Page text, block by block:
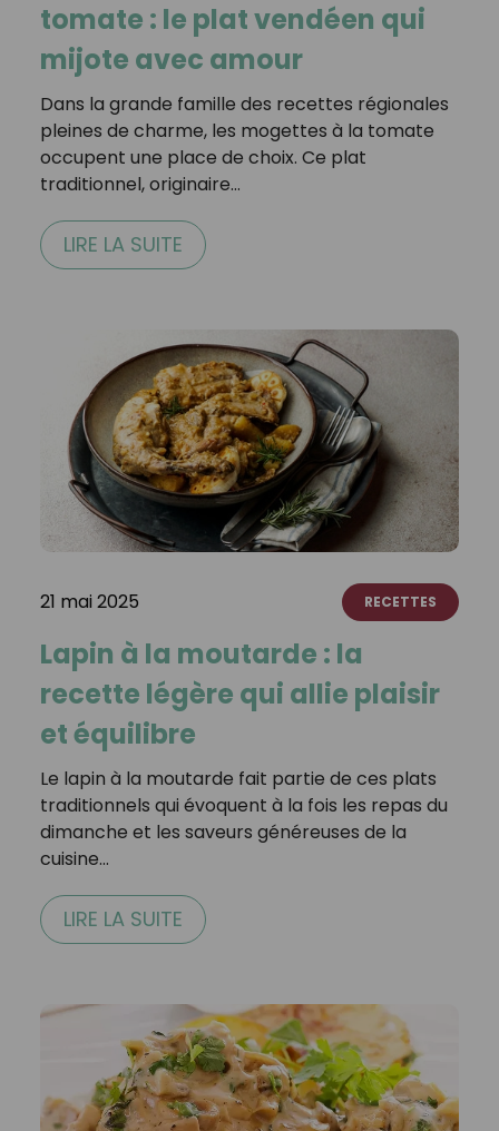
tomate : le plat vendéen qui
mijote avec amour
Dans la grande famille des recettes régionales
pleines de charme, les mogettes à la tomate
occupent une place de choix. Ce plat
traditionnel, originaire…
LIRE LA SUITE
21 mai 2025 RECETTES
Lapin à la moutarde : la
recette légère qui allie plaisir
et équilibre
Le lapin à la moutarde fait partie de ces plats
traditionnels qui évoquent à la fois les repas du
dimanche et les saveurs généreuses de la
cuisine…
LIRE LA SUITE